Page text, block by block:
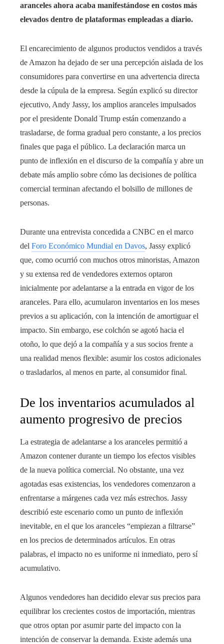
aranceles ahora acaba manifestándose en costos más
elevados dentro de plataformas empleadas a diario.
El encarecimiento de algunos productos vendidos a través
de Amazon ha dejado de ser una percepción aislada de los
consumidores para convertirse en una advertencia directa
desde la cúpula de la empresa. Según explicó su director
ejecutivo, Andy Jassy, los amplios aranceles impulsados
por el presidente Donald Trump están comenzando a
trasladarse, de forma gradual pero constante, a los precios
finales que paga el público. La declaración marca un
punto de inflexión en el discurso de la compañía y abre un
debate más amplio sobre cómo las decisiones de política
comercial terminan afectando el bolsillo de millones de
personas.
Durante una entrevista concedida a CNBC en el marco
del Foro Económico Mundial en Davos, Jassy explicó
que, como ocurrió con muchos otros minoristas, Amazon
y su extensa red de vendedores externos optaron
inicialmente por adelantarse a la entrada en vigor de los
aranceles. Para ello, acumularon inventarios en los meses
previos a su aplicación, con la intención de amortiguar el
impacto. Sin embargo, ese colchón se agotó hacia el
otoño, lo que dejó a la compañía y a sus socios frente a
una realidad menos flexible: asumir los costos adicionales
o trasladarlos, al menos en parte, al consumidor final.
De los inventarios acumulados al
aumento progresivo de precios
La estrategia de adelantarse a los aranceles permitió a
Amazon contener durante un tiempo los efectos visibles
de la nueva política comercial. No obstante, una vez
agotadas esas existencias, los vendedores comenzaron a
enfrentarse a márgenes cada vez más estrechos. Jassy
describió este escenario como un punto de inflexión
inevitable, en el que los aranceles “empiezan a filtrarse”
en los precios de determinados artículos. En otras
palabras, el impacto no es uniforme ni inmediato, pero sí
acumulativo.
Algunos vendedores han decidido elevar sus precios para
equilibrar los crecientes costos de importación, mientras
que otros optan por asumir parte del impacto con la
intención de conservar la demanda. Existe además una